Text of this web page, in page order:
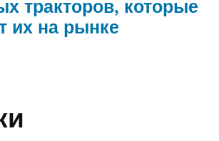
тракторов, которые
их на рынке